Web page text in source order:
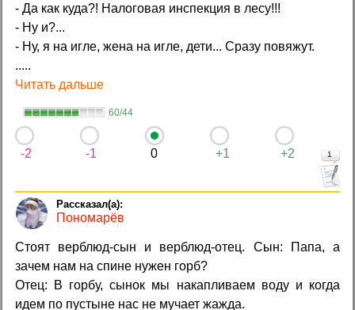
- Да как куда?! Hалоговая инспекция в лесу!!!
- Hу и?...
- Hу, я на игле, жена на игле, дети... Сpазу повяжут.
.....
Читать дальше
60/44
-2 -1 0 +1 +2 1
Пономарёв
Стоят верблюд-сын и верблюд-отец. Сын: Папа, а
зачем нам на спине нужен горб?
Отец: В горбу, сынок мы накапливаем воду и когда
идем по пустыне нас не мучает жажда.